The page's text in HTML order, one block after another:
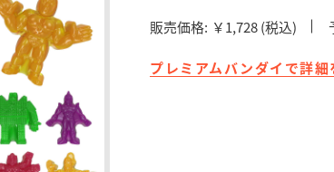
販売価格: ￥1,728(税込)
プレミアムバンダイで詳細